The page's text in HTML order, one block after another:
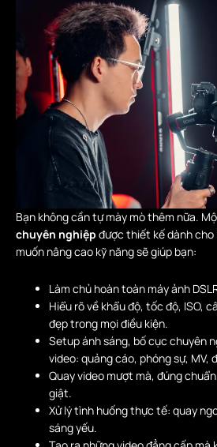
Bạn không cần tự mày mò thêm nữa.
chuyên nghiệp được thiết kế dành
muốn nâng cao kỹ năng sẽ giúp bạn:
Làm chủ hoàn toàn máy ảnh
Hiểu rõ về khẩu độ, tốc độ, ISO,
đẹp trong mọi điều kiện.
Setup ánh sáng, bố cục chuyên
video: quảng cáo, phóng sự, MV,
Quay video mượt mà, đúng
giật.
Xử lý tình huống thực tế: quay
sáng yếu.